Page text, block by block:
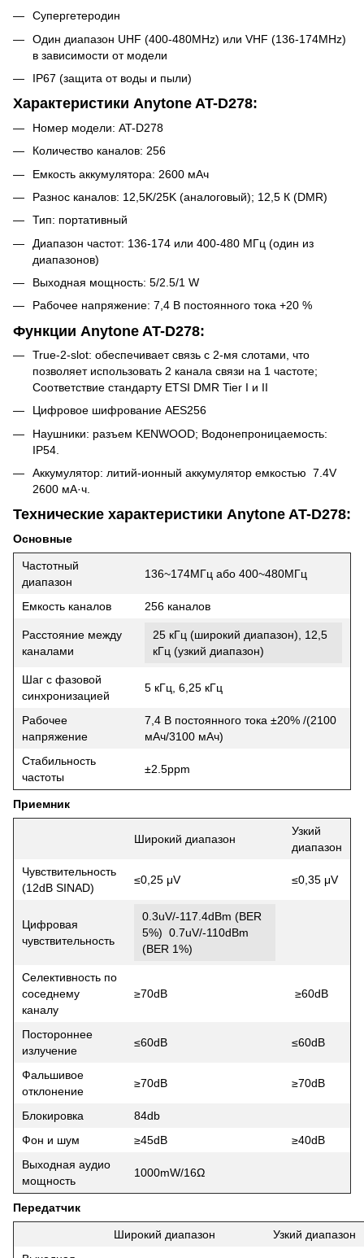
Супергетеродин
Один диапазон UHF (400-480MHz) или VHF (136-174MHz)
в зависимости от модели
IP67 (защита от воды и пыли)
Характеристики Anytone AT-D278:
Номер модели: AT-D278
Количество каналов: 256
Емкость аккумулятора: 2600 мАч
Разнос каналов: 12,5K/25K (аналоговый); 12,5 К (DMR)
Тип: портативный
Диапазон частот: 136-174 или 400-480 МГц (один из
диапазонов)
Выходная мощность: 5/2.5/1 W
Рабочее напряжение: 7,4 В постоянного тока +20 %
Функции Anytone AT-D278:
True-2-slot: обеспечивает связь с 2-мя слотами, что
позволяет использовать 2 канала связи на 1 частоте;
Соответствие стандарту ETSI DMR Tier I и II
Цифровое шифрование AES256
Наушники: разъем KENWOOD; Водонепроницаемость:
IP54.
Аккумулятор: литий-ионный аккумулятор емкостью 7.4V
2600 мА·ч.
Технические характеристики Anytone AT-D278:
Основные
Частотный
диапазон
136~174МГц або 400~480МГц
Емкость каналов 256 каналов
Расстояние между
каналами
25 кГц (широкий диапазон), 12,5
кГц (узкий диапазон)
Шаг с фазовой
синхронизацией
5 кГц, 6,25 кГц
Рабочее
напряжение
7,4 В постоянного тока ±20% /(2100
мАч/3100 мАч)
Стабильность
частоты
±2.5ppm
Приемник
Широкий диапазон
Узкий
диапазон
Чувствительность
(12dB SINAD)
≤0,25 μV ≤0,35 μV
Цифровая
чувствительность
0.3uV/-117.4dBm (BER
5%) 0.7uV/-110dBm
(BER 1%)
Селективность по
соседнему
каналу
≥70dB ≥60dB
Постороннее
излучение
≤60dB ≤60dB
Фальшивое
отклонение
≥70dB ≥70dB
Блокировка
84db
Фон и шум
≥45dB
≥40dB
Выходная аудио
мощность
1000mW/16Ω
Передатчик
Широкий диапазон
Узкий диапазон